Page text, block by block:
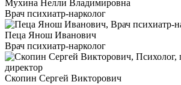
Мухина Нелли Владимировна
Врач психиатр-нарколог
Пеца Янош Иванович
Врач психиатр-нарколог
Скопин Сергей Викторович